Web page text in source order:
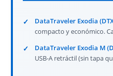
DataTraveler Exodia
compacto y económico.
DataTraveler Exodia M
USB-A retráctil (sin tapa